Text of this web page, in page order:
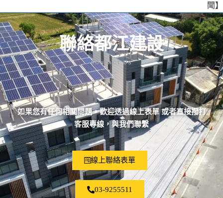
聞】
聯絡都江建設
CONTACT US
如果您有任何相關問題，歡迎透過線上表單 或者直接撥打
客服專線，與我們聯繫
線上聯絡表單
03-9255511